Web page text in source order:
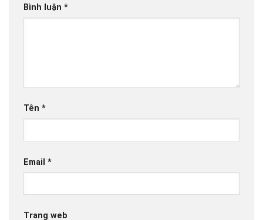
Bình luận *
Tên *
Email *
Trang web